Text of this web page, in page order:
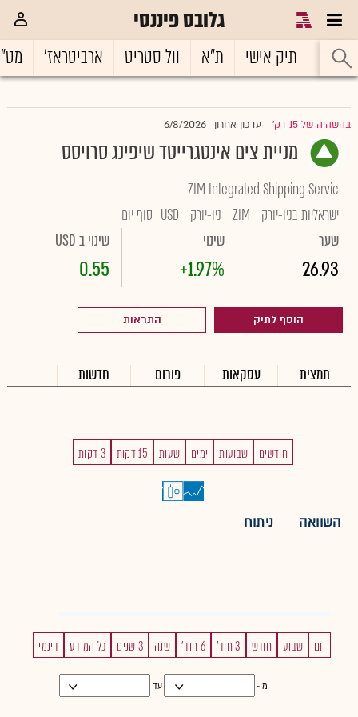
גלובס פיננסי
ראשי תיק אישי ת"א וול סטריט ארביטראז'
בהשהיה של 15 דק' עדכון אחרון 6/8/2026
מניית צים אינטגרייטד שיפינג סרויסס
ZIM Integrated Shipping Servic
ישראליות בניו-יורק
ZIM ניו-יורק USD סוף יום
שער
26.93
שינוי
+1.97%
שינוי ב USD
0.55
הוסף לתיק התראות
תמצית עסקאות פורום חדשות
חודשים שבועות ימים שעות 15 דקות 3 דקות
השוואה ניתוח
יום שבוע חודש 3 חוד' 6 חוד' שנה 3 שנים כל המידע דינמי
מ - עד